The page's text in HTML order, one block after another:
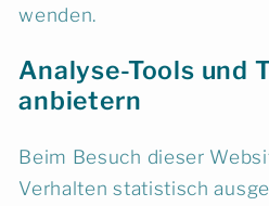
wenden.
Analyse-Tools und
anbietern
Beim Besuch dieser
Verhalten statistisch